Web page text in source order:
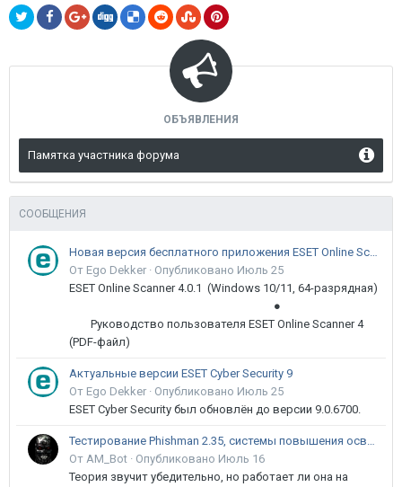
ОБЪЯВЛЕНИЯ
Памятка участника форума
СООБЩЕНИЯ
Новая версия бесплатного приложения ESET Online Scanner доступна пользователям
От Ego Dekker · Опубликовано Июль 25
ESET Online Scanner 4.0.1 (Windows 10/11, 64-разрядная)
●
Руководство пользователя ESET Online Scanner 4
(PDF-файл)
Актуальные версии ESET Cyber Security 9
От Ego Dekker · Опубликовано Июль 25
ESET Cyber Security был обновлён до версии 9.0.6700.
Тестирование Phishman 2.35, системы повышения осведомлённости пользователей в сфере ИБ
От AM_Bot · Опубликовано Июль 16
Теория звучит убедительно, но работает ли она на